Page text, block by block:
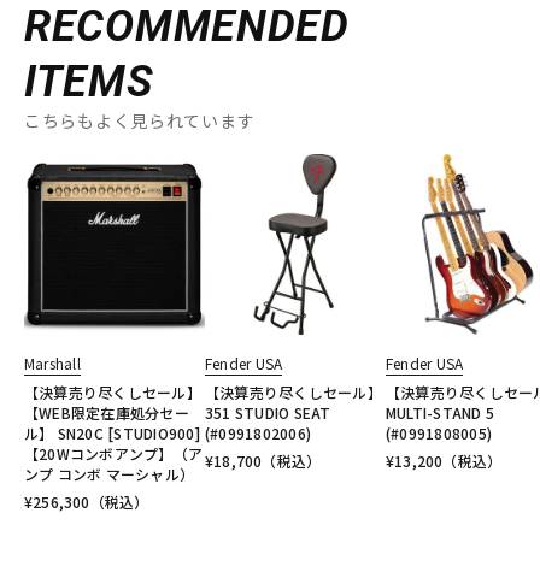
RECOMMENDED
ITEMS
こちらもよく見られています
Marshall
【決算売り尽くしセール】
【WEB限定在庫処分セー
ル】 SN20C [STUDIO900]
【20Wコンボアンプ】（ア
ンプ コンボ マーシャル）
¥256,300 （税込）
Fender USA
【決算売り尽くしセール】
351 STUDIO SEAT
(#0991802006)
¥18,700 （税込）
Fender USA
【決算売り尽くしセー
MULTI-STAND 5
(#0991808005)
¥13,200 （税込）